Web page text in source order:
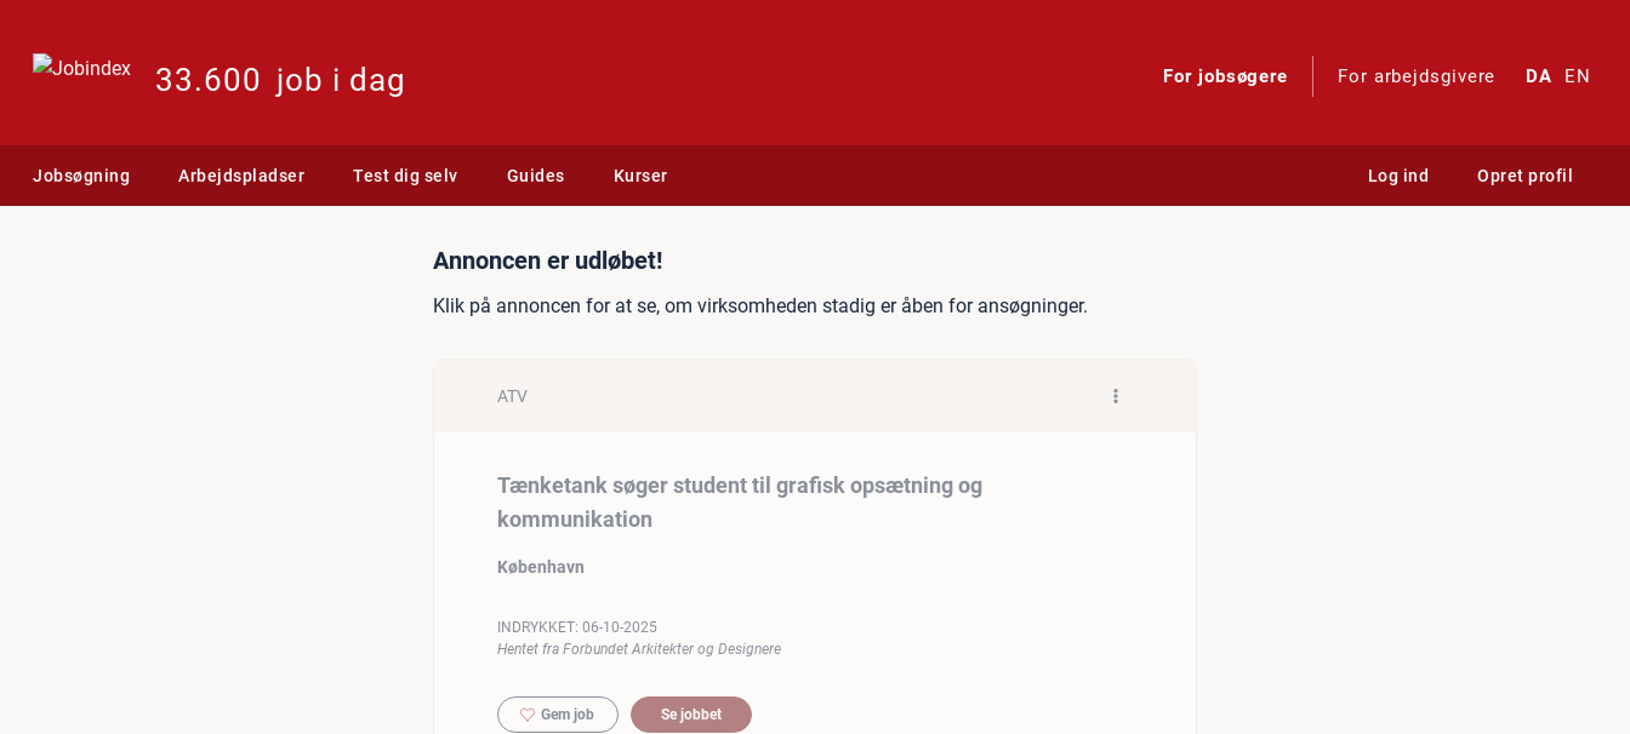
33.600 job i dag For jobsøgere For arbejdsgivere DA EN
Jobsøgning Arbejdspladser Test dig selv Guides Kurser Log ind Opret profil
Jobannonce: Tænketank søger student til grafisk opsætning og kommunikation
Annoncen er udløbet!
Klik på annoncen for at se, om virksomheden stadig er åben for ansøgninger.
ATV
Tænketank søger student til grafisk opsætning og
kommunikation
København
INDRYKKET: 06-10-2025
Hentet fra Forbundet Arkitekter og Designere
Gem job Se jobbet